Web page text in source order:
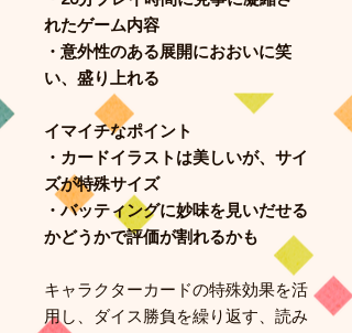
れたゲーム内容
・意外性のある展開におおいに笑
い、盛り上れる
イマイチなポイント
・カードイラストは美しいが、サイ
ズが特殊サイズ
・バッティングに妙味を見いだせる
かどうかで評価が割れるかも
キャラクターカードの特殊効果を活
用し、ダイス勝負を繰り返す、読み